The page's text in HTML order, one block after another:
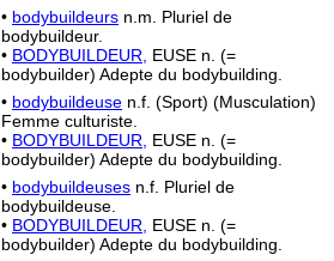
• bodybuildeurs n.m. Pluriel de
bodybuildeur.
• BODYBUILDEUR,
EUSE n. (=
bodybuilder) Adepte du bodybuilding.
• bodybuildeuse n.f. (Sport) (Musculation)
Femme culturiste.
• BODYBUILDEUR,
EUSE n. (=
bodybuilder) Adepte du bodybuilding.
• bodybuildeuses n.f. Pluriel de
bodybuildeuse.
• BODYBUILDEUR,
EUSE n. (=
bodybuilder) Adepte du bodybuilding.